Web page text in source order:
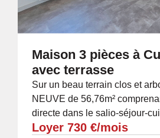
Maison 3 pièces à
avec terrasse
Sur un beau terrain clos et
NEUVE de 56,76m²
directe dans le salio-séjour-
et équipée, 2 chambres dont
Loyer 730 €/mois